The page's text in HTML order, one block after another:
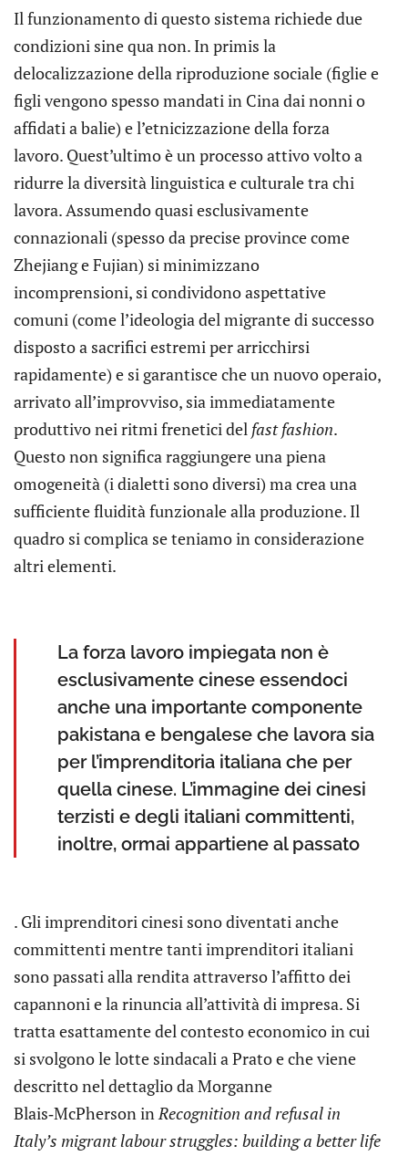
Il funzionamento di questo sistema richiede due
condizioni sine qua non. In primis la
delocalizzazione della riproduzione sociale (figlie e
figli vengono spesso mandati in Cina dai nonni o
affidati a balie) e l’etnicizzazione della forza
lavoro. Quest’ultimo è un processo attivo volto a
ridurre la diversità linguistica e culturale tra chi
lavora. Assumendo quasi esclusivamente
connazionali (spesso da precise province come
Zhejiang e Fujian) si minimizzano
incomprensioni, si condividono aspettative
comuni (come l’ideologia del migrante di successo
disposto a sacrifici estremi per arricchirsi
rapidamente) e si garantisce che un nuovo operaio,
arrivato all’improvviso, sia immediatamente
produttivo nei ritmi frenetici del fast fashion.
Questo non significa raggiungere una piena
omogeneità (i dialetti sono diversi) ma crea una
sufficiente fluidità funzionale alla produzione. Il
quadro si complica se teniamo in considerazione
altri elementi.
La forza lavoro impiegata non è
esclusivamente cinese essendoci
anche una importante componente
pakistana e bengalese che lavora sia
per l’imprenditoria italiana che per
quella cinese. L’immagine dei cinesi
terzisti e degli italiani committenti,
inoltre, ormai appartiene al passato
. Gli imprenditori cinesi sono diventati anche
committenti mentre tanti imprenditori italiani
sono passati alla rendita attraverso l’affitto dei
capannoni e la rinuncia all’attività di impresa. Si
tratta esattamente del contesto economico in cui
si svolgono le lotte sindacali a Prato e che viene
descritto nel dettaglio da Morganne
Blais‑McPherson inRecognition and refusal in
Italy’s migrant labour struggles: building a better life